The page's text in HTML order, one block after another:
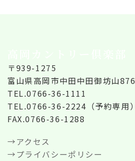
〒939-1275
富山県高岡市中田中田御坊山876
TEL.0766-36-1111
TEL.0766-36-2224（予約専用）
FAX.0766-36-1288
→アクセス
→プライバシーポリシー